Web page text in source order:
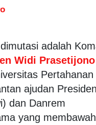
adalah
Widi Prasetijono
Pertahanan
ajudan
dan Danrem
yang